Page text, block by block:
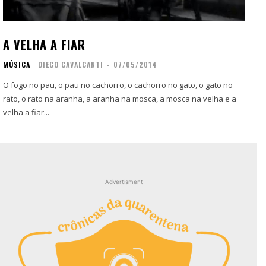
Zine
Sobre
Contato
Zine
Sobre
Contato
A VELHA A FIAR
MÚSICA DIEGO CAVALCANTI - 07/05/2014
O fogo no pau, o pau no cachorro, o cachorro no gato, o gato no
rato, o rato na aranha, a aranha na mosca, a mosca na velha e a
velha a fiar...
Advertisment